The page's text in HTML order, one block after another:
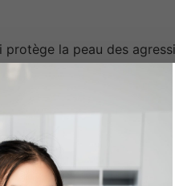
la peau des